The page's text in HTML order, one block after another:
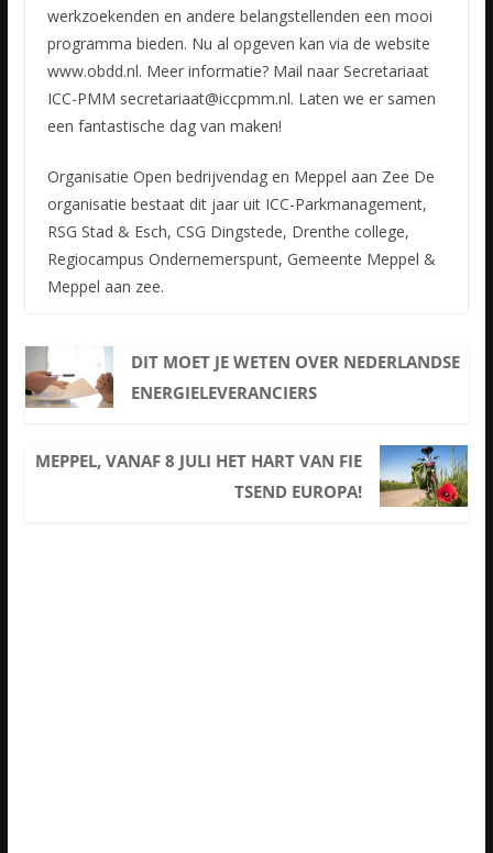
werkzoekenden en andere belangstellenden een mooi
programma bieden. Nu al opgeven kan via de website
www.obdd.nl. Meer informatie? Mail naar Secretariaat
ICC-PMM secretariaat@iccpmm.nl. Laten we er samen
een fantastische dag van maken!
Organisatie Open bedrijvendag en Meppel aan Zee De
organisatie bestaat dit jaar uit ICC-Parkmanagement,
RSG Stad & Esch, CSG Dingstede, Drenthe college,
Regiocampus Ondernemerspunt, Gemeente Meppel &
Meppel aan zee.
DIT MOET JE WETEN OVER NEDERLANDSE
ENERGIELEVERANCIERS
MEPPEL, VANAF 8 JULI HET HART VAN FIE
TSEND EUROPA!